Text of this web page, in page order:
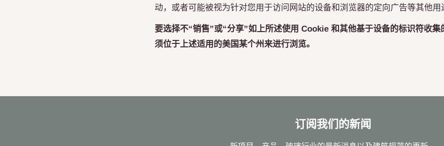
动，或者可能被视为针对您用于访问网站的设备和浏览器的定向广告等其他用
要选择不“销售”或“分享”如上所述使用 Cookie 和其他基于设备的标识符收集
须位于上述适用的美国某个州来进行浏览。
订阅我们的新闻